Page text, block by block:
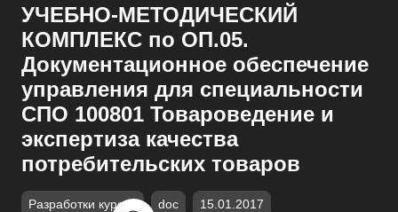
УЧЕБНО-МЕТОДИЧЕСКИЙ
КОМПЛЕКС по ОП.05.
Документационное обеспечение
управления для специальности
СПО 100801 Товароведение и
экспертиза качества
потребительских товаров
Разработки курсов doc 15.01.2017